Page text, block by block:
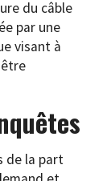
du câble
par une
visant à
de la part